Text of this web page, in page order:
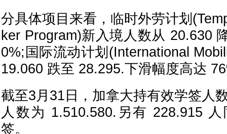
分具体项目来看，临时外劳计划
ker Program)新入境人数从 20.630
0%;国际流动计划(International
19.060 跌至 28.295.下滑幅度高达
截至3月31日，加拿大持有效学签人
人数为 1.510.580.另有 228.915
签。